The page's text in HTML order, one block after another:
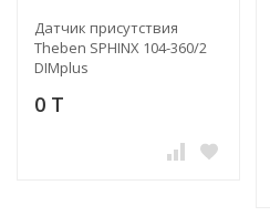
Датчик присутствия
Theben SPHINX 104-360/2
DIMplus
0 T